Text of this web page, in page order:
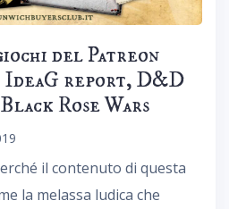
del Patreon
IdeaG report, D&D
Rose Wars
il contenuto di questa
la melassa ludica che